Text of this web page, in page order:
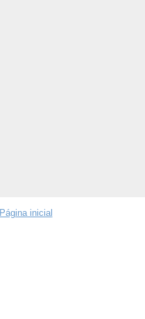
Página inicial